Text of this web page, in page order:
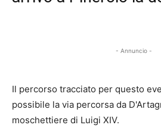
- Annuncio -
Il percorso tracciato per questo
possibile la via percorsa da
moschettiere di Luigi XIV.